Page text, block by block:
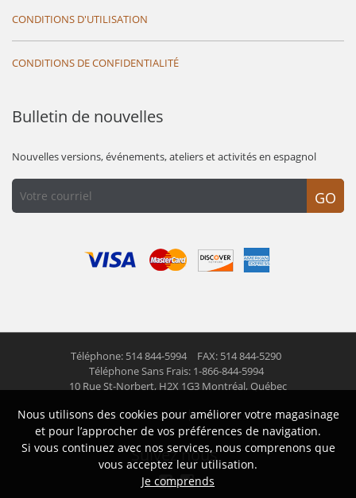
CONDITIONS D'UTILISATION
CONDITIONS DE CONFIDENTIALITÉ
Bulletin de nouvelles
Nouvelles versions, événements, ateliers et activités en espagnol
GO
Téléphone: 514 844-5994
FAX: 514 844-5290
Téléphone Sans Frais: 1-866-844-5994
10 Rue St-Norbert, H2X 1G3 Montréal, Québec
© 2026 Las Americas inc. Tous droits réservés
Suivez nous
Nous utilisons des cookies pour améliorer votre magasinage
et pour l’approcher de vos préférences de navigation.
Si vous continuez avec nos services, nous comprenons que
vous acceptez leur utilisation.
Je comprends